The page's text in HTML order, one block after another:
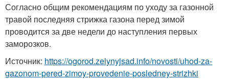
Согласно общим рекомендациям по уходу за газонной
травой последняя стрижка газона перед зимой
проводится за две недели до наступления первых
заморозков.
Источник: https://ogorod.zelynyjsad.info/novosti/uhod-za-
gazonom-pered-zimoy-provedenie-posledney-strizhki